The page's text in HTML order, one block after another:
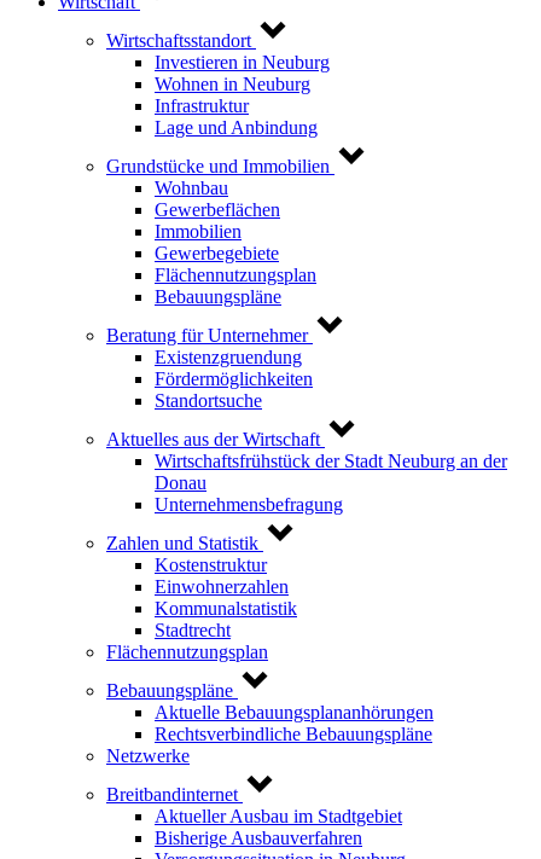
Wirtschaftsstandort
Investieren in Neuburg
Wohnen in Neuburg
Infrastruktur
Lage und Anbindung
Grundstücke und Immobilien
Wohnbau
Gewerbeflächen
Immobilien
Gewerbegebiete
Flächennutzungsplan
Bebauungspläne
Beratung für Unternehmer
Existenzgruendung
Fördermöglichkeiten
Standortsuche
Aktuelles aus der Wirtschaft
Wirtschaftsfrühstück der Stadt Neuburg an der
Donau
Unternehmensbefragung
Zahlen und Statistik
Kostenstruktur
Einwohnerzahlen
Kommunalstatistik
Stadtrecht
Flächennutzungsplan
Bebauungspläne
Aktuelle Bebauungsplananhörungen
Rechtsverbindliche Bebauungspläne
Netzwerke
Breitbandinternet
Aktueller Ausbau im Stadtgebiet
Bisherige Ausbauverfahren